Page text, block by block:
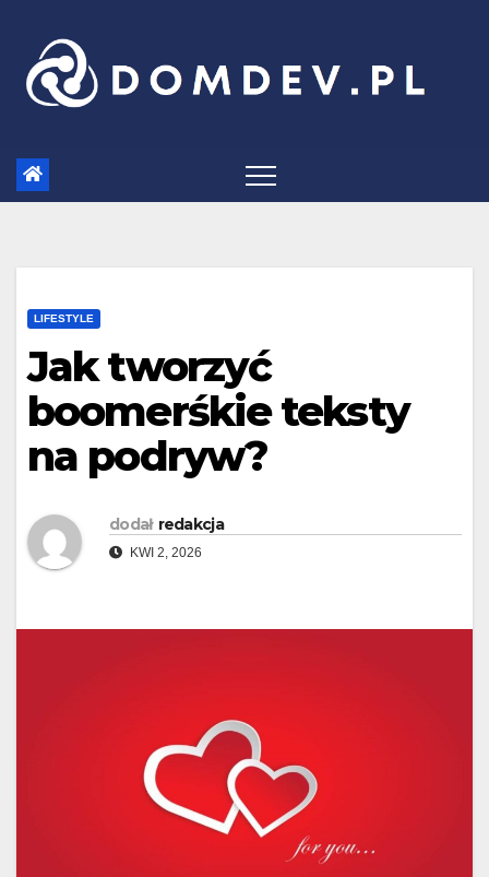
content
LIFESTYLE
Jak tworzyć
boomerśkie teksty
na podryw?
dodał redakcja
KWI 2, 2026